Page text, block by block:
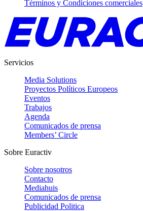
Términos y Condiciones comerciales
Servicios
Media Solutions
Proyectos Políticos Europeos
Eventos
Trabajos
Agenda
Comunicados de prensa
Members’ Circle
Sobre Euractiv
Sobre nosotros
Contacto
Mediahuis
Comunicados de prensa
Publicidad Politica